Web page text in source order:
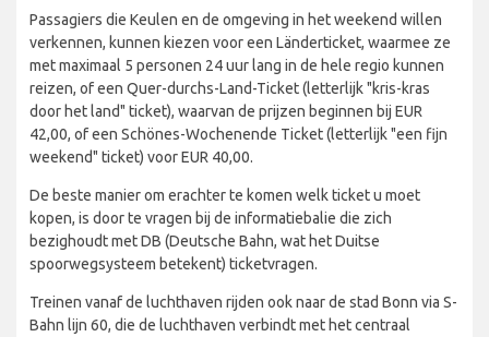
Passagiers die Keulen en de omgeving in het weekend willen
verkennen, kunnen kiezen voor een Länderticket, waarmee ze
met maximaal 5 personen 24 uur lang in de hele regio kunnen
reizen, of een Quer-durchs-Land-Ticket (letterlijk "kris-kras
door het land" ticket), waarvan de prijzen beginnen bij EUR
42,00, of een Schönes-Wochenende Ticket (letterlijk "een fijn
weekend" ticket) voor EUR 40,00.
De beste manier om erachter te komen welk ticket u moet
kopen, is door te vragen bij de informatiebalie die zich
bezighoudt met DB (Deutsche Bahn, wat het Duitse
spoorwegsysteem betekent) ticketvragen.
Treinen vanaf de luchthaven rijden ook naar de stad Bonn via S-
Bahn lijn 60, die de luchthaven verbindt met het centraal